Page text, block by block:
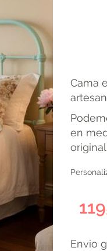
Cama
en
Envio